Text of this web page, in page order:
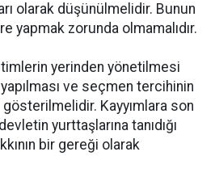
olarak düşünülmelidir. Bunun
yapmak zorunda olmamalıdır.
yerinden yönetilmesi
ve seçmen tercihinin
gösterilmelidir. Kayyımlara son
yurttaşlarına tanıdığı
bir gereği olarak